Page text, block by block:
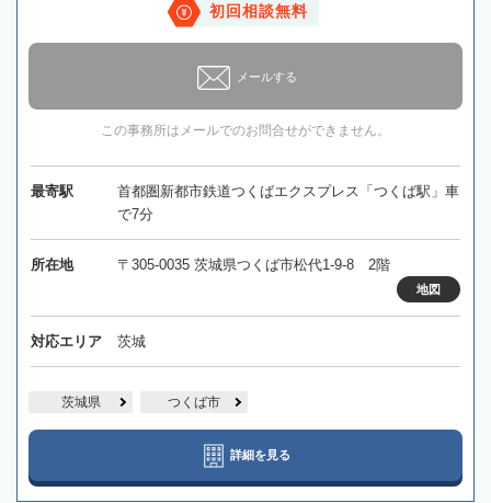
初回相談無料
メールする
この事務所はメールでのお問合せができません。
最寄駅
首都圏新都市鉄道つくばエクスプレス「つくば駅」車
で7分
所在地 〒305-0035 茨城県つくば市松代1-9-8 2階
地図
対応エリア 茨城
茨城県 つくば市
詳細を見る